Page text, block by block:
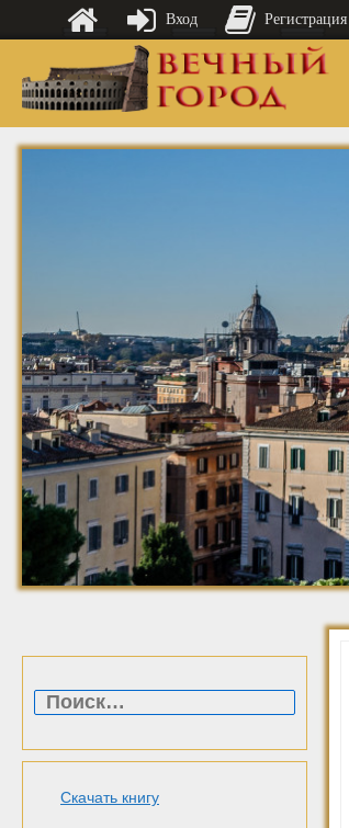
Скачать книгу
Вход Регистрация